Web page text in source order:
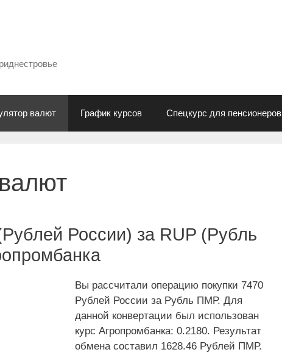
валют График курсов Спецкурс для пенсионеров
России) за RUP (Рубль
Вы рассчитали операцию покупки 7470
Рублей России за Рубль ПМР. Для
данной конвертации был использован
курс Агропромбанка: 0.2180. Результат
обмена составил 1628.46 Рублей ПМР.